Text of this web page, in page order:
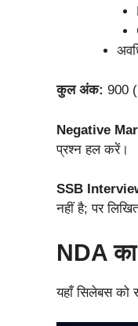
कुल अंक: 900
Negative
प्रश्न हल करें।
SSB
नहीं है; पर
NDA
यहाँ सिलेबस को